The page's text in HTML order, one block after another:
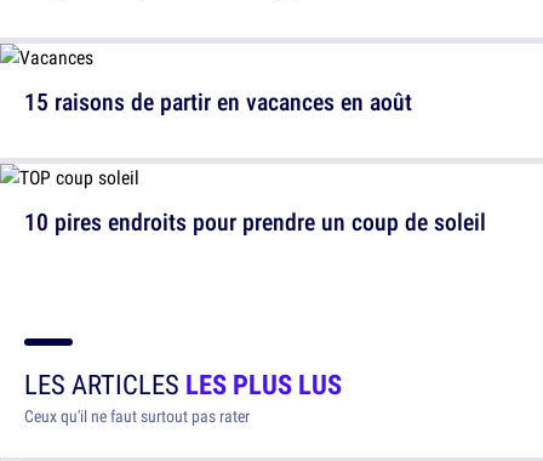
15 raisons de partir en vacances en août
10 pires endroits pour prendre un coup de soleil
LES ARTICLES LES PLUS LUS
Ceux qu'il ne faut surtout pas rater